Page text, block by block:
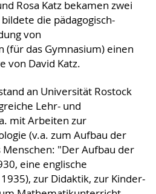
Rosa Katz bekamen zwei
die pädagogisch-
von
das Gymnasium) einen
von David Katz.
an Universität Rostock
Lehr- und
mit Arbeiten zur
(v.a. zum Aufbau der
Menschen: "Der Aufbau der
eine englische
zur Didaktik, zur Kinder-